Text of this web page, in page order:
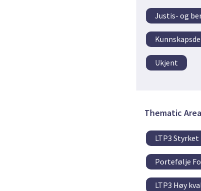
Justis- og
Ukjent
Thematic
LTP3
Portefølje
LTP3 Høy